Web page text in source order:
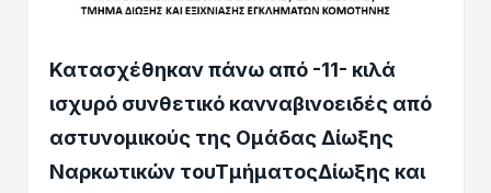
Κατασχέθηκαν πάνω από -11- κιλά
ισχυρό συνθετικό κανναβινοειδές από
αστυνομικούς της Ομάδας Δίωξης
Ναρκωτικών τουΤμήματοςΔίωξης και